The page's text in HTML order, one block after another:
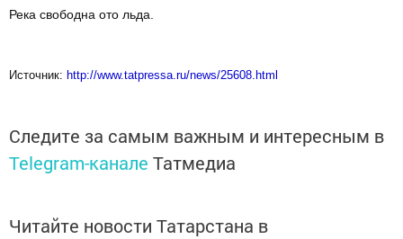
Река свободна ото льда.
Источник: http://www.tatpressa.ru/news/25608.html
Следите за самым важным и интересным в
Telegram-канале Татмедиа
Читайте новости Татарстана в